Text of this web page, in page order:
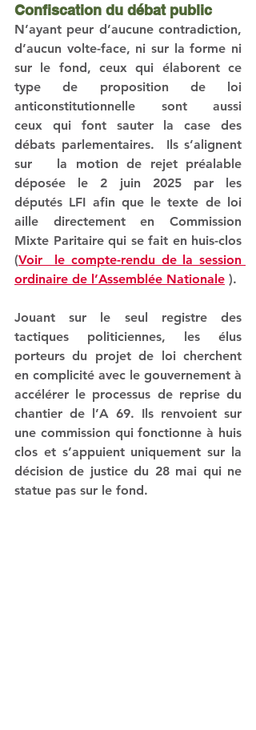
Confiscation du débat public
N’ayant peur d’aucune contradiction,
d’aucun volte-face, ni sur la forme ni
sur le fond, ceux qui élaborent ce
type de proposition de loi
anticonstitutionnelle sont aussi
ceux qui font sauter la case des
débats parlementaires.  Ils s’alignent
sur   la motion de rejet préalable
déposée le 2 juin 2025 par les
députés LFI afin que le texte de loi
aille directement en Commission
Mixte Paritaire qui se fait en huis-clos
(Voir  le compte-rendu de la session
ordinaire de l’Assemblée Nationale ).
Jouant sur le seul registre des
tactiques politiciennes, les élus
porteurs du projet de loi cherchent
en complicité avec le gouvernement à
accélérer le processus de reprise du
chantier de l’A 69. Ils renvoient sur
une commission qui fonctionne à huis
clos et s’appuient uniquement sur la
décision de justice du 28 mai qui ne
statue pas sur le fond.